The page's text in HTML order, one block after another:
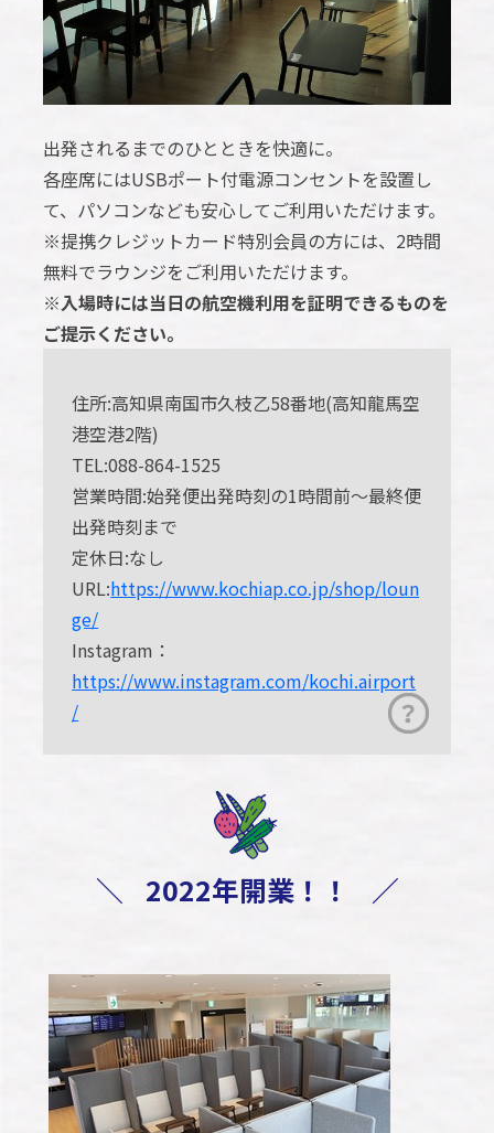
出発されるまでのひとときを快適に。
各座席にはUSBポート付電源コンセントを設置し
て、パソコンなども安心してご利用いただけます。
※提携クレジットカード特別会員の方には、2時間
無料でラウンジをご利用いただけます。
※入場時には当日の航空機利用を証明できるものを
ご提示ください。
住所:高知県南国市久枝乙58番地(高知龍馬空
港空港2階)
TEL:088-864-1525
営業時間:始発便出発時刻の1時間前～最終便
出発時刻まで
定休日:なし
URL:https://www.kochiap.co.jp/shop/loun
ge/
Instagram：
https://www.instagram.com/kochi.airport
/
＼ 2022年開業！！ ／